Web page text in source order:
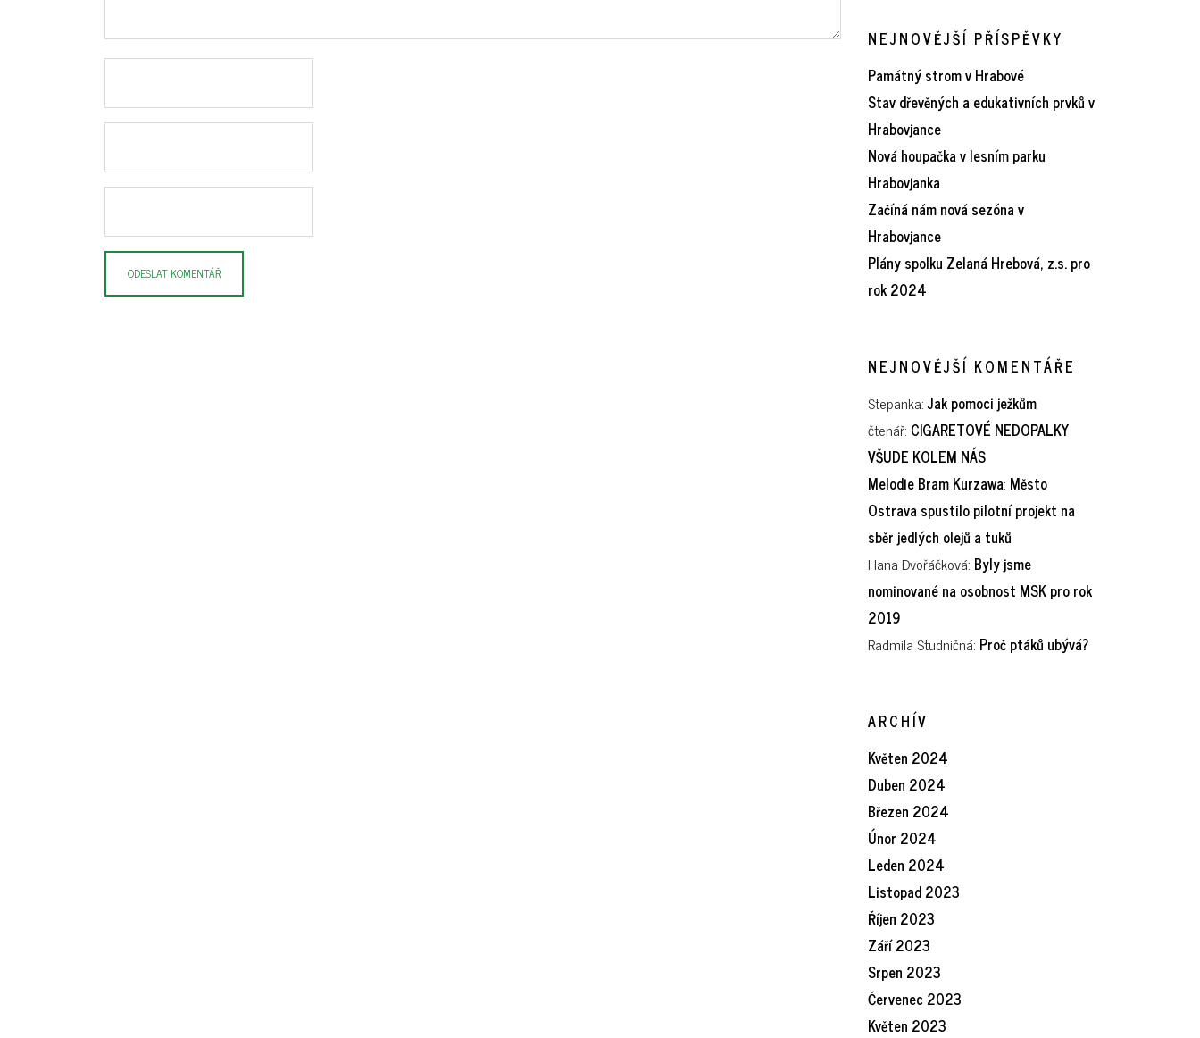
NEJNOVĚJŠÍ PŘÍSPĚVKY
Památný strom v Hrabové
Stav dřevěných a edukativních prvků v
Hrabovjance
Nová houpačka v lesním parku
Hrabovjanka
Začíná nám nová sezóna v
Hrabovjance
Plány spolku Zelaná Hrebová, z.s. pro
rok 2024
NEJNOVĚJŠÍ KOMENTÁŘE
Stepanka:Jak pomoci ježkům
čtenář: CIGARETOVÉ NEDOPALKY
VŠUDE KOLEM NÁS
Melodie Bram Kurzawa: Město
Ostrava spustilo pilotní projekt na
sběr jedlých olejů a tuků
Hana Dvořáčková: Byly jsme
nominované na osobnost MSK pro rok
2019
Radmila Studničná: Proč ptáků ubývá?
ARCHÍV
Květen 2024
Duben 2024
Březen 2024
Únor 2024
Leden 2024
Listopad 2023
Říjen 2023
Září 2023
Srpen 2023
Červenec 2023
Květen 2023